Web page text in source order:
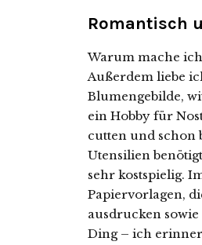
Romantisch
Warum mache
Außerdem liebe
Blumengebilde,
ein Hobby für
cutten und schon
Utensilien
sehr kostspielig.
Papiervorlagen,
ausdrucken
Ding – ich